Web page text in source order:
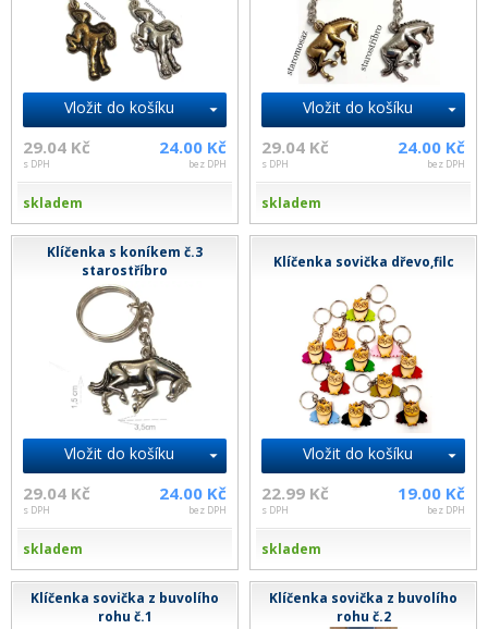
Vložit do košíku
29.04 Kč
s DPH
24.00 Kč
bez DPH
skladem
Vložit do košíku
29.04 Kč
s DPH
24.00 Kč
bez DPH
skladem
Klíčenka s koníkem č.3
starostříbro
Vložit do košíku
29.04 Kč
s DPH
24.00 Kč
bez DPH
skladem
Klíčenka sovička dřevo,filc
Vložit do košíku
22.99 Kč
s DPH
19.00 Kč
bez DPH
skladem
Klíčenka sovička z buvolího
rohu č.1
Klíčenka sovička z buvolího
rohu č.2